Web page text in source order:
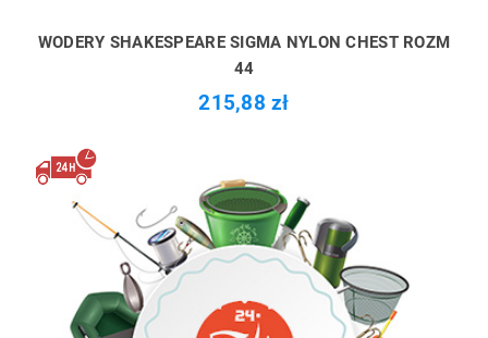
WODERY SHAKESPEARE SIGMA NYLON CHEST ROZM
44
215,88 zł